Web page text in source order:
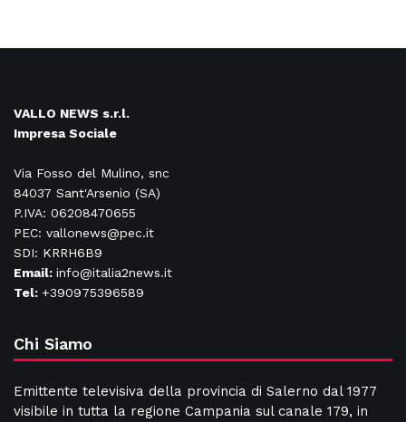
VALLO NEWS s.r.l.
Impresa Sociale
Via Fosso del Mulino, snc
84037 Sant'Arsenio (SA)
P.IVA: 06208470655
PEC: vallonews@pec.it
SDI: KRRH6B9
Email: info@italia2news.it
Tel: +390975396589
Chi Siamo
Emittente televisiva della provincia di Salerno dal 1977
visibile in tutta la regione Campania sul canale 179, in